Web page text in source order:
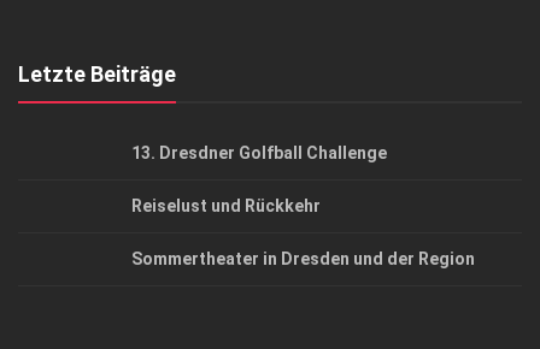
Letzte Beiträge
13. Dresdner Golfball Challenge
Reiselust und Rückkehr
Sommertheater in Dresden und der Region